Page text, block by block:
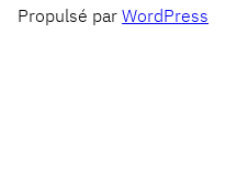
Propulsé parWordPress